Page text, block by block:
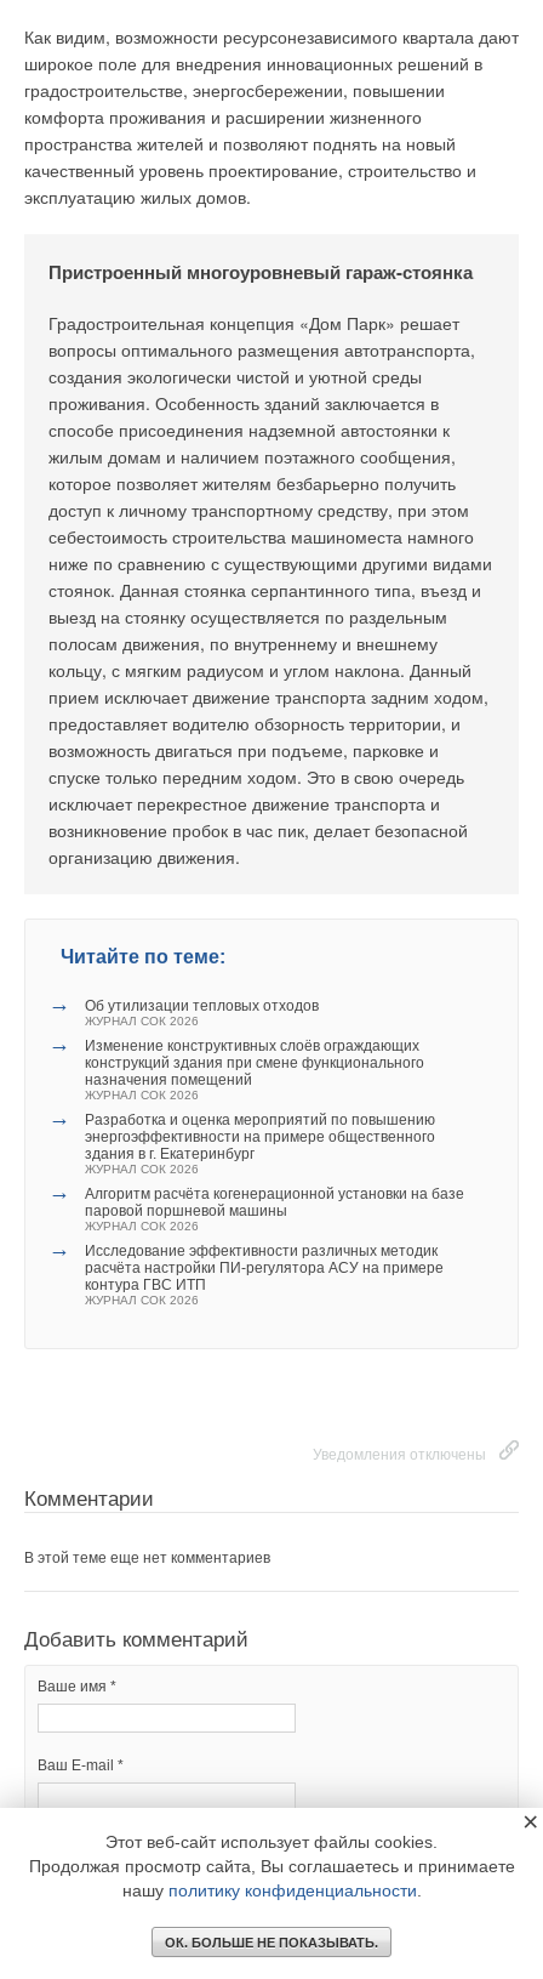
Как видим, возможности ресурсонезависимого квартала дают
широкое поле для внедрения инновационных решений в
градостроительстве, энергосбережении, повышении
комфорта проживания и расширении жизненного
пространства жителей и позволяют поднять на новый
качественный уровень проектирование, строительство и
эксплуатацию жилых домов.
Пристроенный многоуровневый гараж-стоянка
Градостроительная концепция «Дом Парк» решает
вопросы оптимального размещения автотранспорта,
создания экологически чистой и уютной среды
проживания. Особенность зданий заключается в
способе присоединения надземной автостоянки к
жилым домам и наличием поэтажного сообщения,
которое позволяет жителям безбарьерно получить
доступ к личному транспортному средству, при этом
себестоимость строительства машиноместа намного
ниже по сравнению с существующими другими видами
стоянок. Данная стоянка серпантинного типа, въезд и
выезд на стоянку осуществляется по раздельным
полосам движения, по внутреннему и внешнему
кольцу, с мягким радиусом и углом наклона. Данный
прием исключает движение транспорта задним ходом,
предоставляет водителю обзорность территории, и
возможность двигаться при подъеме, парковке и
спуске только передним ходом. Это в свою очередь
исключает перекрестное движение транспорта и
возникновение пробок в час пик, делает безопасной
организацию движения.
Читайте по теме:
→ Об утилизации тепловых отходов
ЖУРНАЛ СОК 2026
→
Изменение конструктивных слоёв ограждающих
конструкций здания при смене функционального
назначения помещений
ЖУРНАЛ СОК 2026
→
Разработка и оценка мероприятий по повышению
энергоэффективности на примере общественного
здания в г. Екатеринбург
ЖУРНАЛ СОК 2026
→
Алгоритм расчёта когенерационной установки на базе
паровой поршневой машины
ЖУРНАЛ СОК 2026
→
Исследование эффективности различных методик
расчёта настройки ПИ‑регулятора АСУ на примере
контура ГВС ИТП
ЖУРНАЛ СОК 2026
Уведомления отключены
Комментарии
В этой теме еще нет комментариев
Добавить комментарий
Ваше имя *
Ваш E-mail *
Этот веб-сайт использует файлы cookies.
Продолжая просмотр сайта, Вы соглашаетесь и принимаете
нашу политику конфиденциальности
ОК. БОЛЬШЕ НЕ ПОКАЗЫВАТЬ.
×